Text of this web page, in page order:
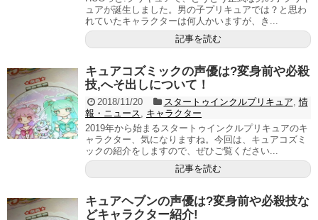
ュアが誕生しました。男の子プリキュアでは？と思わ
れていたキャラクターは何人かいますが、き...
記事を読む
キュアコズミックの声優は?変身前や必殺
技,へそ出しについて！
2018/11/20 スタートゥインクルプリキュア ,情
報・ニュース
キャラクター
2019年から始まるスタートゥインクルプリキュアのキ
ャラクター、気になりますね。今回は、キュアコズミ
ックの紹介をしますので、ぜひご覧ください...
記事を読む
キュアヘブンの声優は?変身前や必殺技な
どキャラクター紹介!